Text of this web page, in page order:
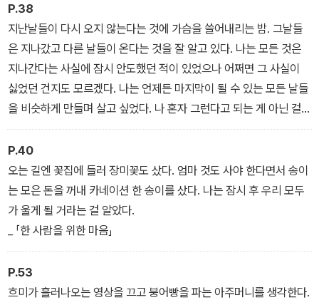
P.38
지난날들이 다시 오지 않는다는 것에 가슴을 쓸어내리는 밤. 그날들
은 지나갔고 다른 날들이 온다는 것을 잘 알고 있다. 나는 모든 것은
지나간다는 사실에 잠시 안도했던 적이 있었으나 어쩌면 그 사실이
싫었던 건지도 모르겠다. 나는 언제든 마지막이 될 수 있는 모든 날들
을 비슷하게 만들며 살고 싶었다. 나 혼자 그런다고 되는 게 아닌 걸
알면서도.
_ 「한 사람을 위한 마음」
P.40
오는 길엔 꽃집에 들러 장미꽃도 샀다. 엄마 것도 사야 한다면서 송이
는 모은 돈을 꺼내 카네이션 한 송이를 샀다. 나는 잠시 후 우리 모두
가 울게 될 거라는 걸 알았다.
_ 「한 사람을 위한 마음」
P.53
흐미가 흘러나오는 영상을 끄고 붕어빵을 파는 아주머니를 생각한다.